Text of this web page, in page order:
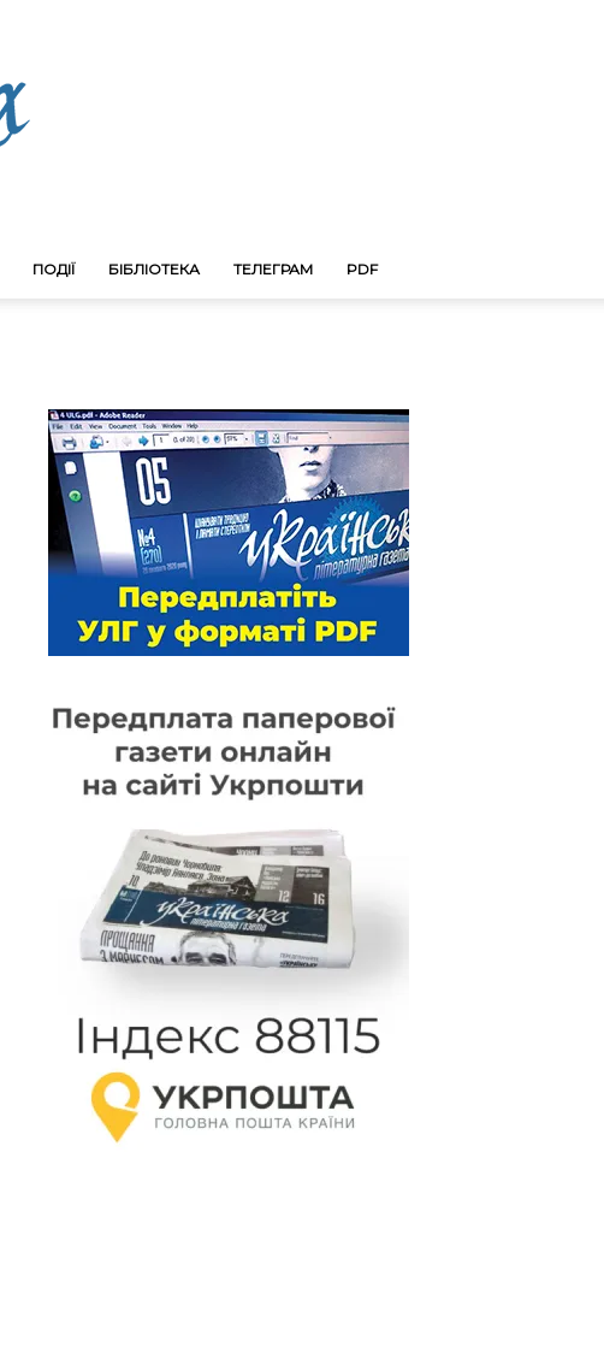
ПОДІЇ БІБЛІОТЕКА ТЕЛЕГРАМ PDF